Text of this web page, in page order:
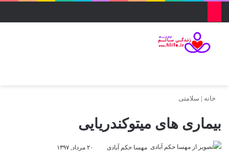
خانه | سلامتی
بیماری های میتوکندریایی
مهسا حکم آبادی ۲۰ مرداد, ۱۳۹۷